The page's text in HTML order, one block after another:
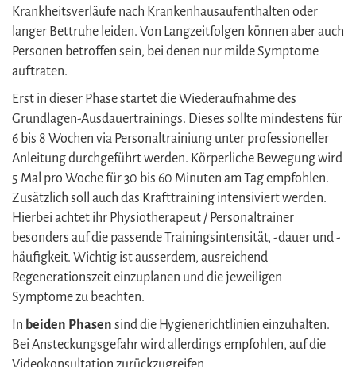
Krankheitsverläufe nach Krankenhausaufenthalten oder
langer Bettruhe leiden. Von Langzeitfolgen können aber auch
Personen betroffen sein, bei denen nur milde Symptome
auftraten.
Erst in dieser Phase startet die Wiederaufnahme des
Grundlagen-Ausdauertrainings. Dieses sollte mindestens für
6 bis 8 Wochen via Personaltrainiung unter professioneller
Anleitung durchgeführt werden. Körperliche Bewegung wird
5 Mal pro Woche für 30 bis 60 Minuten am Tag empfohlen.
Zusätzlich soll auch das Krafttraining intensiviert werden.
Hierbei achtet ihr Physiotherapeut / Personaltrainer
besonders auf die passende Trainingsintensität, -dauer und -
häufigkeit. Wichtig ist ausserdem, ausreichend
Regenerationszeit einzuplanen und die jeweiligen
Symptome zu beachten.
In beiden Phasen sind die Hygienerichtlinien einzuhalten.
Bei Ansteckungsgefahr wird allerdings empfohlen, auf die